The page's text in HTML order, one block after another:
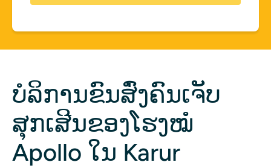
ບໍລິການຂົນສົ່ງຄົນເຈັບ
ສຸກເສີນຂອງໂຮງໝໍ
Apollo ໃນ Karur